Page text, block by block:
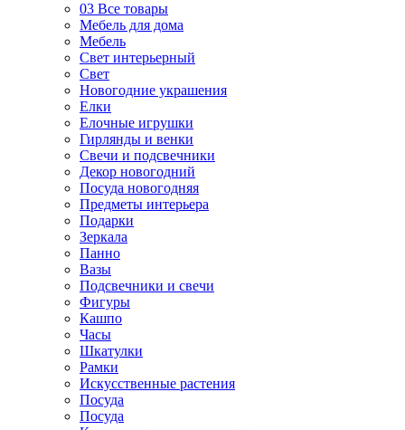
03 Все товары
Мебель для дома
Мебель
Свет интерьерный
Свет
Новогодние украшения
Елки
Елочные игрушки
Гирлянды и венки
Свечи и подсвечники
Декор новогодний
Посуда новогодняя
Предметы интерьера
Подарки
Зеркала
Панно
Вазы
Подсвечники и свечи
Фигуры
Кашпо
Часы
Шкатулки
Рамки
Искусственные растения
Посуда
Посуда